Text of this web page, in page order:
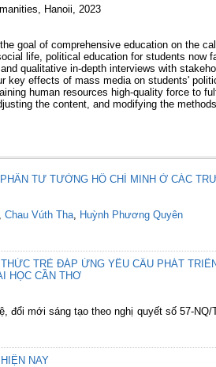
Hanoii, 2023
goal of comprehensive education on the
life, political education for students now
qualitative in-depth interviews with
key effects of mass media on students'
human resources high-quality force to
the content, and modifying the
TƯ TƯỞNG HỒ CHÍ MINH Ở CÁC
, Chau Vúth Tha, Huỳnh Phương Quyên
TRẺ ĐÁP ỨNG YÊU CẦU PHÁT
HỌC CẦN THƠ
mới sáng tạo theo nghị quyết số 57-NQ/
NAY